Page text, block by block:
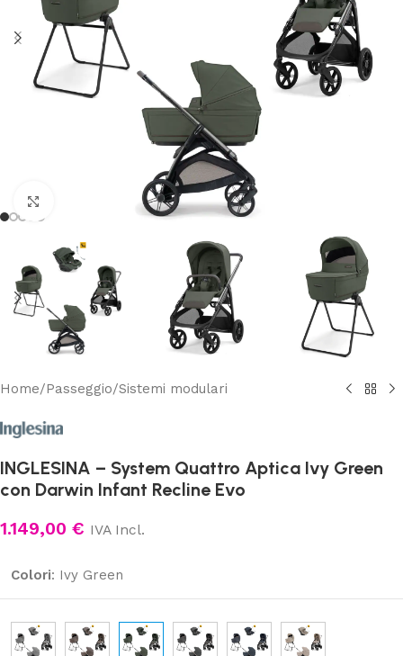
Clicca per ingrandire
Home/Passeggio/Sistemi modulari
INGLESINA – System Quattro Aptica Ivy Green
con Darwin Infant Recline Evo
1.149,00 € IVA Incl.
Colori: Ivy Green